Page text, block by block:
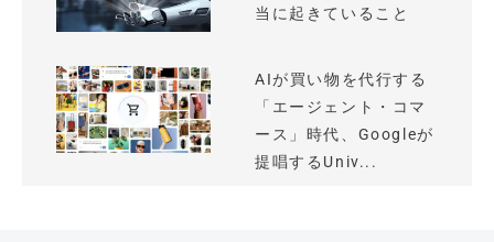
当に起きていること
AIが買い物を代行する
「エージェント・コマ
ース」時代、Googleが
提唱するUniv...